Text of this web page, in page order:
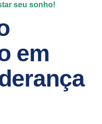
seu sonho!
em